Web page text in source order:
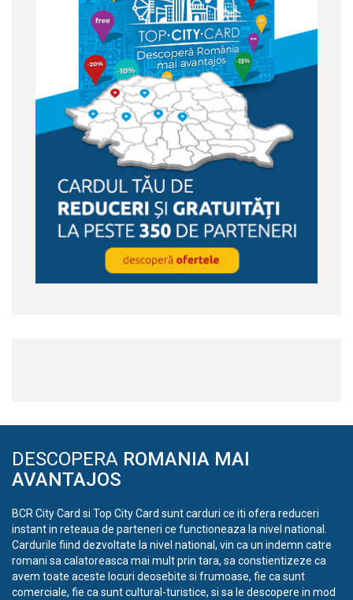
DESCOPERA ROMANIA MAI
AVANTAJOS
BCR City Card si Top City Card sunt carduri ce iti ofera reduceri
instant in reteaua de parteneri ce functioneaza la nivel national.
Cardurile fiind dezvoltate la nivel national, vin ca un indemn catre
romani sa calatoreasca mai mult prin tara, sa constientizeze ca
avem toate aceste locuri deosebite si frumoase, fie ca sunt
comerciale, fie ca sunt cultural-turistice, si sa le descopere in mod